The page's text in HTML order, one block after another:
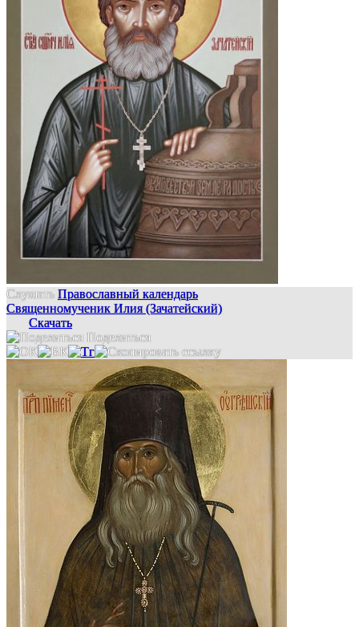
Слушать Православный календарь
Священномученик Илия (Зачатейский)
Скачать
Поделиться